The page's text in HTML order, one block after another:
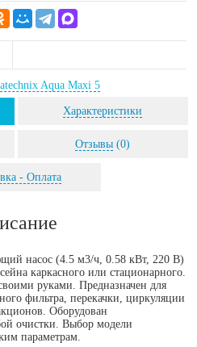
Aqua Maxi 5
Характеристики
Отзывы (0)
- Оплата
насос (4.5 м3/ч, 0.58 кВт, 220 В)
каркасного или стационарного.
руками. Предназначен для
фильтра, перекачки, циркуляции
Оборудован
очистки. Выбор модели
параметрам.